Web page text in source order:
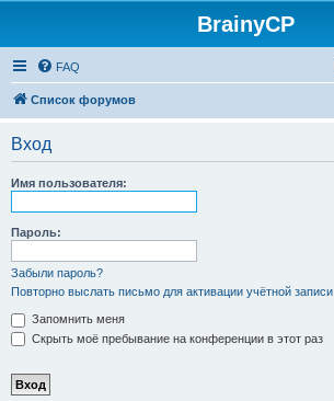
BrainyCP
FAQ
Список форумов
Вход
Имя пользователя:
Пароль:
Забыли пароль?
Повторно выслать письмо для активации учётной записи
Запомнить меня
Скрыть моё пребывание на конференции в этот раз